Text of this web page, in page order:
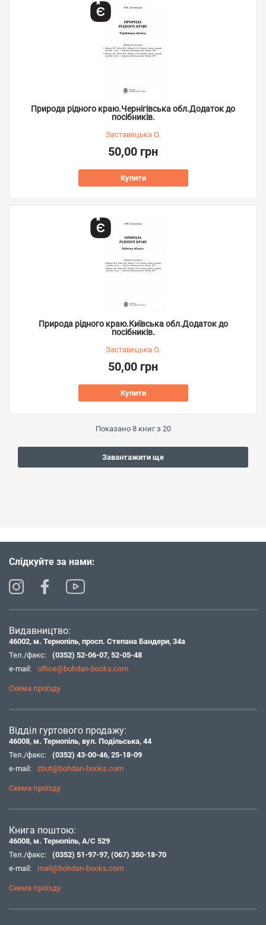
Природа рідного краю.Чернігівська обл.Додаток до
посібників.
Заставецька О.
50,00 грн
Купити
Природа рідного краю.Київська обл.Додаток до
посібників.
Заставецька О.
50,00 грн
Купити
Показано 8книг з 20
Завантажити ще
Слідкуйте за нами:
Видавництво:
46002, м. Тернопіль, просп. Степана Бандери, 34а
Тел./факс:
(0352) 52-06-07, 52-05-48
e-mail:
office@bohdan-books.com
Схема проїзду
Відділ гуртового продажу:
46008, м. Тернопіль, вул. Подільська, 44
Тел./факс:
(0352) 43-00-46, 25-18-09
e-mail:
zbut@bohdan-books.com
Схема проїзду
Книга поштою:
46008, м. Тернопіль, А/С 529
Тел./факс:
(0352) 51-97-97, (067) 350-18-70
e-mail:
mail@bohdan-books.com
Схема проїзду